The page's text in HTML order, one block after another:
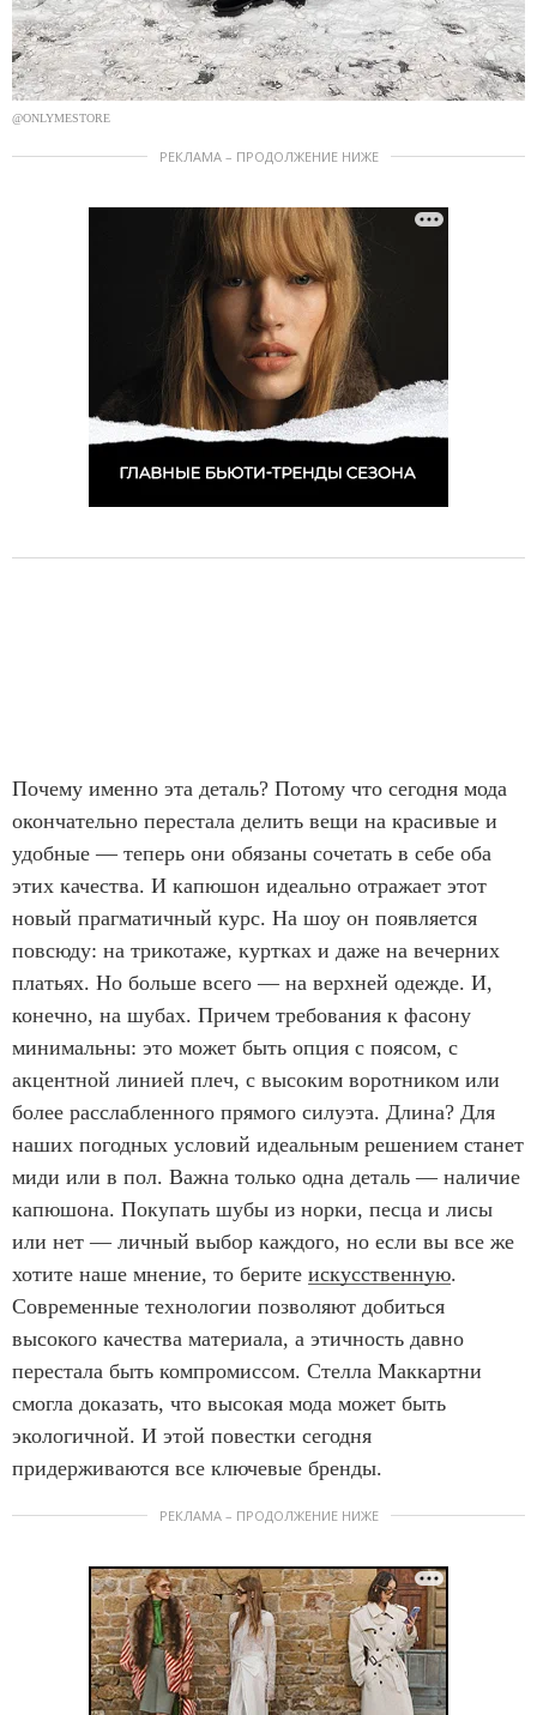
@ONLYMESTORE
РЕКЛАМА – ПРОДОЛЖЕНИЕ НИЖЕ
Почему именно эта деталь? Потому что сегодня мода
окончательно перестала делить вещи на красивые и
удобные — теперь они обязаны сочетать в себе оба
этих качества. И капюшон идеально отражает этот
новый прагматичный курс. На шоу он появляется
повсюду: на трикотаже, куртках и даже на вечерних
платьях. Но больше всего — на верхней одежде. И,
конечно, на шубах. Причем требования к фасону
минимальны: это может быть опция с поясом, с
акцентной линией плеч, с высоким воротником или
более расслабленного прямого силуэта. Длина? Для
наших погодных условий идеальным решением станет
миди или в пол. Важна только одна деталь — наличие
капюшона. Покупать шубы из норки, песца и лисы
или нет — личный выбор каждого, но если вы все же
хотите наше мнение, то берите искусственную.
Современные технологии позволяют добиться
высокого качества материала, а этичность давно
перестала быть компромиссом. Стелла Маккартни
смогла доказать, что высокая мода может быть
экологичной. И этой повестки сегодня
придерживаются все ключевые бренды.
РЕКЛАМА – ПРОДОЛЖЕНИЕ НИЖЕ